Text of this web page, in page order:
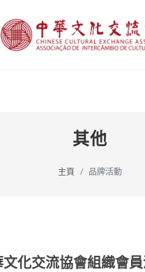
其他
主頁 品牌活動
文化交流協會組織會